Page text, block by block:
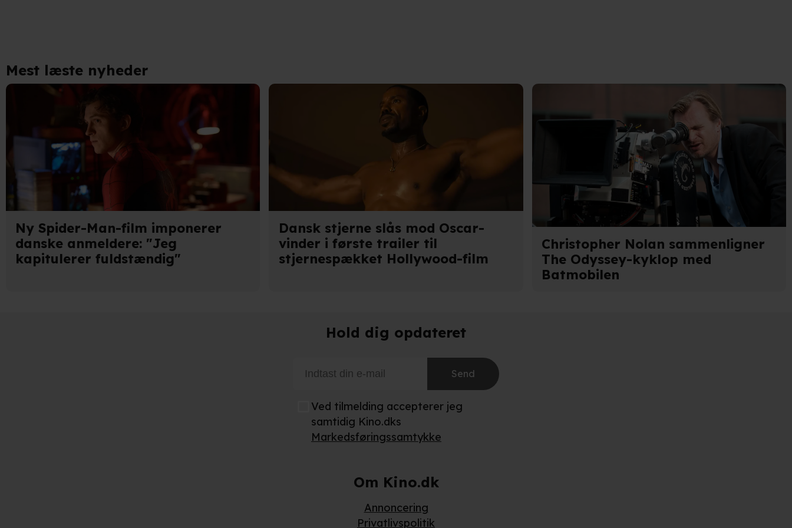
Mest læste nyheder
Ny Spider-Man-film imponerer
danske anmeldere: "Jeg
kapitulerer fuldstændig"
Dansk stjerne slås mod Oscar-
vinder i første trailer til
stjernespækket Hollywood-film
Christopher Nolan sammenligner
The Odyssey-kyklop med
Batmobilen
Hold dig opdateret
Send
Ved tilmelding accepterer jeg
samtidig Kino.dks
Markedsføringssamtykke
Om Kino.dk
Annoncering
Privatlivspolitik